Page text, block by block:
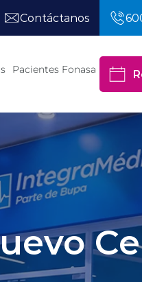
Contáctanos
Pacientes Fonasa